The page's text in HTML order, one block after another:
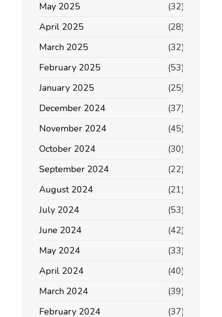
May 2025
(32)
April 2025
(28)
March 2025
(32)
February 2025
(53)
January 2025
(25)
December 2024
(37)
November 2024
(45)
October 2024
(30)
September 2024
(22)
August 2024
(21)
July 2024
(53)
June 2024
(42)
May 2024
(33)
April 2024
(40)
March 2024
(39)
February 2024
(37)